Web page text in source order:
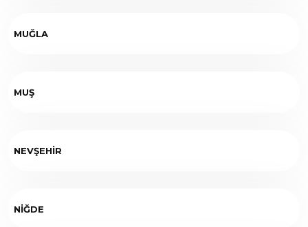
MUĞLA
MUŞ
NEVŞEHİR
NİĞDE